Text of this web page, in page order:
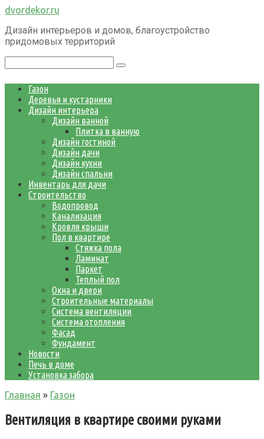
Перейти
контенту
dvordekor.ru
Дизайн интерьеров и домов, благоустройство
придомовых территорий
Газон
Деревья и кустарники
Дизайн интерьера
Дизайн ванной
Плитка в ванную
Дизайн гостиной
Дизайн дачи
Дизайн кухни
Дизайн спальни
Инвентарь для дачи
Строительство
Водопровод
Канализация
Кровля крыши
Пол в квартире
Стяжка пола
Ламинат
Паркет
Теплый пол
Окна и двери
Строительные материалы
Система вентиляции
Система отопления
Фасад
Фундамент
Новости
Печь в доме
Установка забора
Главная » Газон
Вентиляция в квартире своими руками